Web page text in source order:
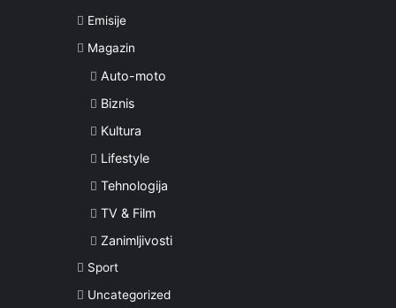
Emisije
Magazin
Auto-moto
Biznis
Kultura
Lifestyle
Tehnologija
TV & Film
Zanimljivosti
Sport
Uncategorized